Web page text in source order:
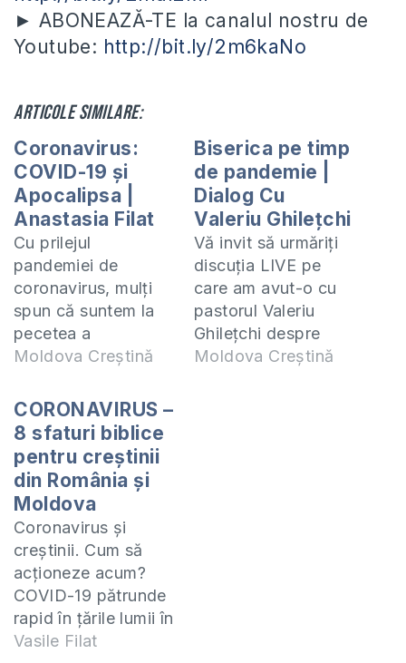
► ABONEAZĂ-TE la canalul nostru de
Youtube: http://bit.ly/2m6kaNo
Articole similare:
Coronavirus:
COVID-19 și
Apocalipsa |
Anastasia Filat
Cu prilejul
pandemiei de
coronavirus, mulți
spun că suntem la
pecetea a
patra pentru că
despre o pandemie
(molimă) care va lua
viața la o pătrime
din populația
pământului. Soțul a
făcut un sondaj pe
facebook întrebarea
fiind: Crezi că
pandemia de
covid19 este
împlinirea profeției
despre molima de la
Moldova Creștină
Biserica pe timp
de pandemie |
Dialog Cu
Valeriu Ghilețchi
Vă invit să urmăriți
discuția LIVE pe
care am avut-o cu
pastorul Valeriu
Ghilețchi despre
situația Bisericii în
Moldova Creștină
CORONAVIRUS –
8 sfaturi biblice
pentru creștinii
din România și
Moldova
Coronavirus și
creștinii. Cum să
acționeze acum?
COVID-19 pătrunde
rapid în țările lumii în
ciuda tuturor
Vasile Filat